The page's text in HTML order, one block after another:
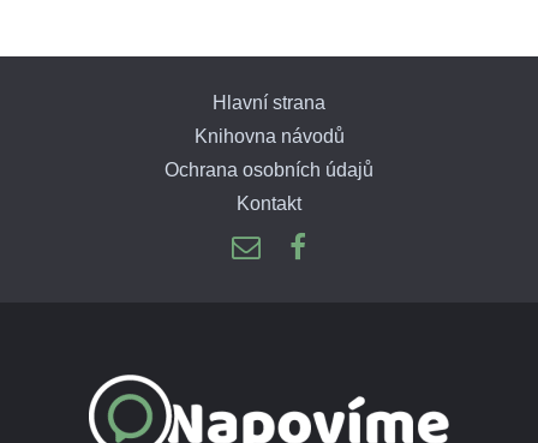
Hlavní strana
Knihovna návodů
Ochrana osobních údajů
Kontakt